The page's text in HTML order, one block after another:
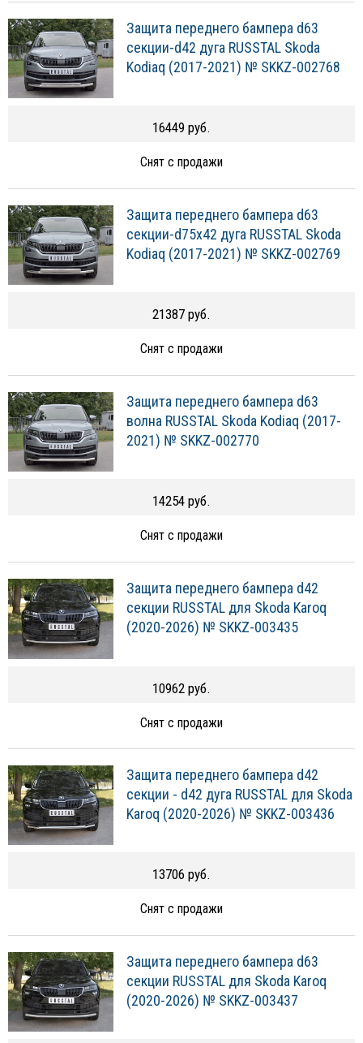
Защита переднего бампера d63
секции-d42 дуга RUSSTAL Skoda
Kodiaq (2017-2021) № SKKZ-002768
16449 руб.
Снят с продажи
Защита переднего бампера d63
секции-d75х42 дуга RUSSTAL Skoda
Kodiaq (2017-2021) № SKKZ-002769
21387 руб.
Снят с продажи
Защита переднего бампера d63
волна RUSSTAL Skoda Kodiaq (2017-
2021) № SKKZ-002770
14254 руб.
Снят с продажи
Защита переднего бампера d42
секции RUSSTAL для Skoda Karoq
(2020-2026) № SKKZ-003435
10962 руб.
Снят с продажи
Защита переднего бампера d42
секции - d42 дуга RUSSTAL для Skoda
Karoq (2020-2026) № SKKZ-003436
13706 руб.
Снят с продажи
Защита переднего бампера d63
секции RUSSTAL для Skoda Karoq
(2020-2026) № SKKZ-003437